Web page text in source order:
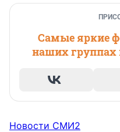
Самые яркие
наших группах
Новости СМИ2